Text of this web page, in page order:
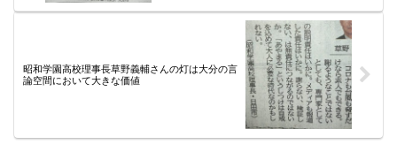
昭和学園高校理事長草野義輔さんの灯は大分の言
論空間において大きな価値